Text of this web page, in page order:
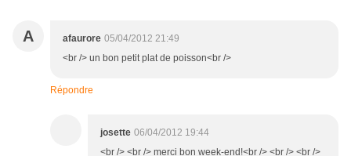
A afaurore 05/04/2012 21:49
<br /> un bon petit plat de poisson<br />
Répondre
josette 06/04/2012 19:44
<br /> <br /> merci bon week-end!<br /> <br /> <br />